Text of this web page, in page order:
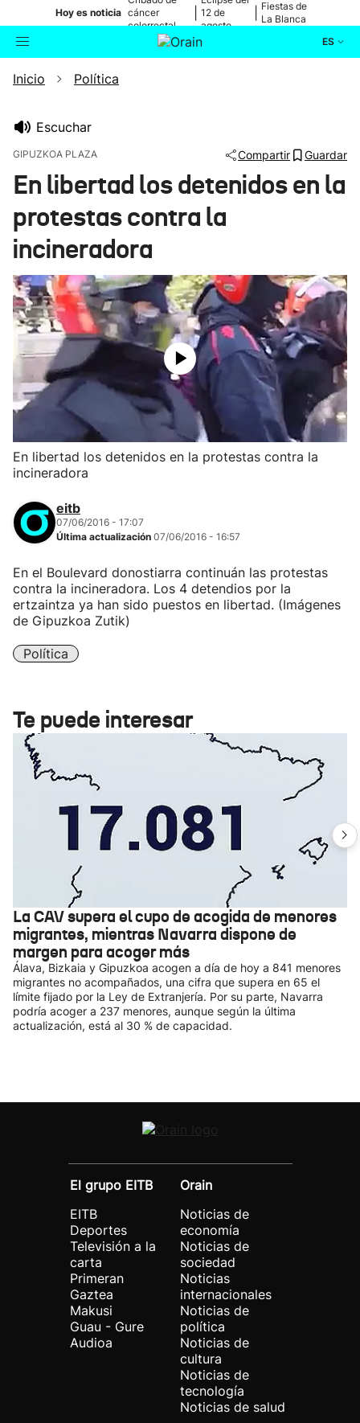
Hoy es noticia cáncer
colorrectal
12 de
agosto
Fiestas de
La Blanca
ES
Buscador
Ikusmiran
Inicio Política
Escuchar
GIPUZKOA PLAZA Compartir Guardar
En libertad los detenidos en la
protestas contra la
incineradora
En libertad los detenidos en la protestas contra la
incineradora
eitb
07/06/2016 - 17:07
Última actualización 07/06/2016 - 16:57
En el Boulevard donostiarra continuán las protestas
contra la incineradora. Los 4 detendios por la
ertzaintza ya han sido puestos en libertad. (Imágenes
de Gipuzkoa Zutik)
Política
Te puede interesar
La CAV supera el cupo de acogida de menores
migrantes, mientras Navarra dispone de
margen para acoger más
Álava, Bizkaia y Gipuzkoa acogen a día de hoy a 841 menores
migrantes no acompañados, una cifra que supera en 65 el
límite fijado por la Ley de Extranjería. Por su parte, Navarra
podría acoger a 237 menores, aunque según la última
actualización, está al 30 % de capacidad.
El grupo EITB
EITB
Deportes
Televisión a la
carta
Primeran
Gaztea
Makusi
Guau - Gure
Audioa
Orain
Noticias de
economía
Noticias de
sociedad
Noticias
internacionales
Noticias de
política
Noticias de
cultura
Noticias de
tecnología
Noticias de salud